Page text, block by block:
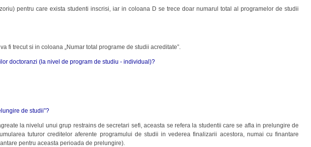
pentru care exista studenti inscrisi, iar in coloana D se trece doar numarul total al programelor de studii
fi trecut si in coloana „Numar total programe de studii acreditate”.
doctoranzi (la nivel de program de studiu - individual)?
de studii”?
la nivelul unui grup restrains de secretari sefi, aceasta se refera la studentii care se afla in prelungire de
tuturor creditelor aferente programului de studii in vederea finalizarii acestora, numai cu finantare
pentru aceasta perioada de prelungire).